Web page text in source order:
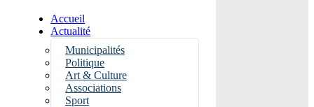
Accueil
Actualité
Municipalités
Politique
Art & Culture
Associations
Sport